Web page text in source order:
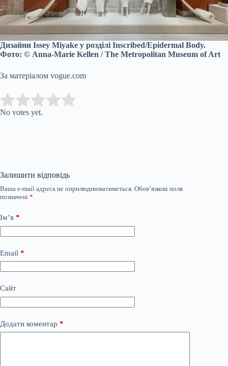
Дизайни Issey Miyake у розділі Inscribed/Epidermal Body.
Фото: © Anna-Marie Kellen / The Metropolitan Museum of Art
За матеріалом vogue.com
Rate this item:
No votes yet.
Залишити відповідь
Ваша e-mail адреса не оприлюднюватиметься. Обов’язкові поля
позначені *
Ім’я *
Email *
Сайт
Додати коментар *